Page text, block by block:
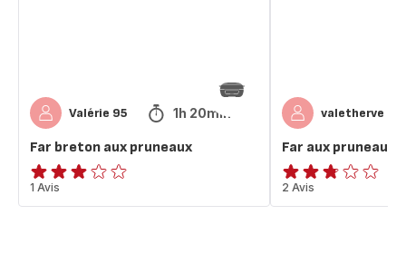
Valérie 95 1h 20min
Far breton aux pruneaux
Avis
3
1 Avis
valetherve
Far aux pruneaux
ratings.2.7
2 Avis